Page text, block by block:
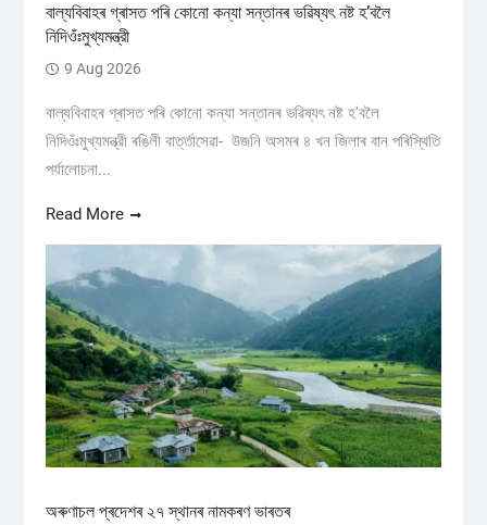
বাল্যবিবাহৰ গ্ৰাসত পৰি কোনো কন্যা সন্তানৰ ভৱিষ্যৎ নষ্ট হ’বলৈ
নিদিওঁঃমুখ্যমন্ত্রী
9 Aug 2026
বাল্যবিবাহৰ গ্ৰাসত পৰি কোনো কন্যা সন্তানৰ ভৱিষ্যৎ নষ্ট হ'বলৈ
নিদিওঁঃমুখ্যমন্ত্রী ৰঙিলী বাৰ্ত্তাসেৱা- উজনি অসমৰ ৪ খন জিলাৰ বান পৰিস্থিতি
পৰ্যালোচনা...
Read More
অৰুণাচল প্ৰদেশৰ ২৭ স্থানৰ নামকৰণ ভাৰতৰ